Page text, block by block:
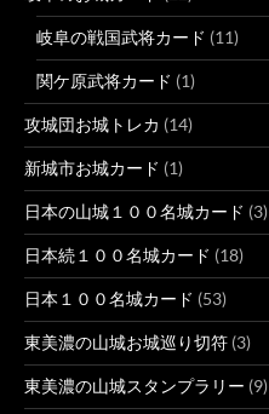
岐阜の戦国武将カード (11)
関ケ原武将カード (1)
攻城団お城トレカ (14)
新城市お城カード (1)
日本の山城１００名城カード (3)
日本続１００名城カード (18)
日本１００名城カード (53)
東美濃の山城お城巡り切符 (3)
東美濃の山城スタンプラリー (9)